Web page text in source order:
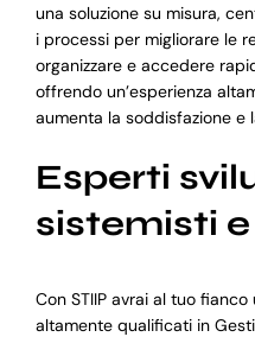
una soluzione su misura,
i processi per migliorare le
organizzare e accedere
offrendo un’esperienza
aumenta la soddisfazione e
Esperti
sistemisti
Con STIIP avrai al tuo
altamente qualificati in